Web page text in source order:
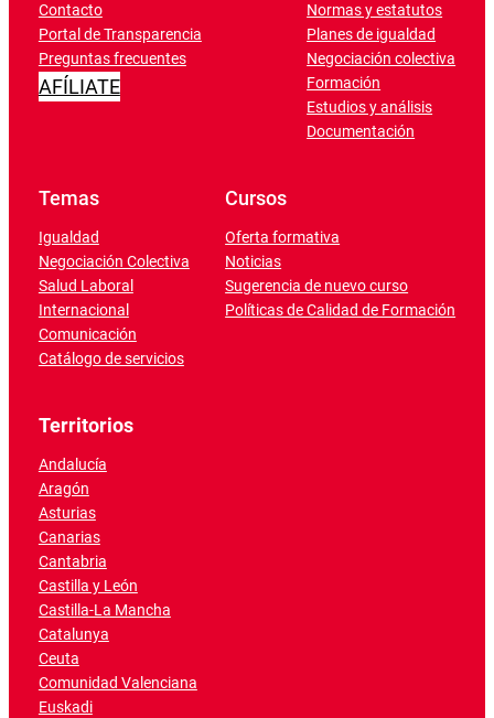
Contacto
Portal de Transparencia
Preguntas frecuentes
AFÍLIATE
Normas y estatutos
Planes de igualdad
Negociación colectiva
Formación
Estudios y análisis
Documentación
Temas
Igualdad
Negociación Colectiva
Salud Laboral
Internacional
Comunicación
Catálogo de servicios
Cursos
Oferta formativa
Noticias
Sugerencia de nuevo curso
Políticas de Calidad de Formación
Territorios
Andalucía
Aragón
Asturias
Canarias
Cantabria
Castilla y León
Castilla-La Mancha
Catalunya
Ceuta
Comunidad Valenciana
Euskadi